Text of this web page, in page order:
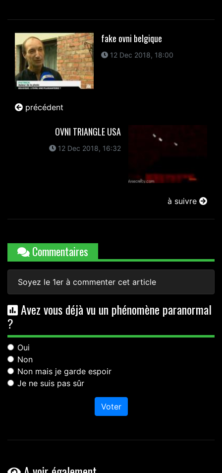
fake ovni belgique
12 Dec 2018, 18:00
précédent
OVNI TRIANGLE USA
12 Dec 2018, 16:32
à suivre
Commentaires
Soyez le 1er à commenter cet article
Avez vous déjà vu un phénomène paranormal
?
Oui
Non
Non mais je garde espoir
Je ne suis pas sûr
Voter